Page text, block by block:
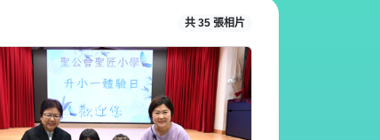
共 35 張相片